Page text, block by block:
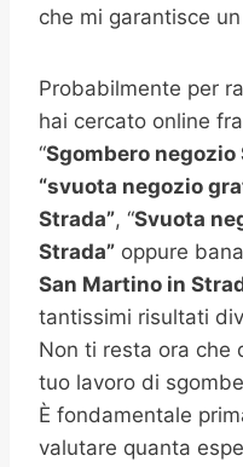
che mi garantisce
Probabilmente per
hai cercato online
“Sgombero negozio
“svuota negozio
Strada”, “Svuota
Strada” oppure
San Martino in
tantissimi risultati
Non ti resta ora che
tuo lavoro di
È fondamentale
valutare quanta